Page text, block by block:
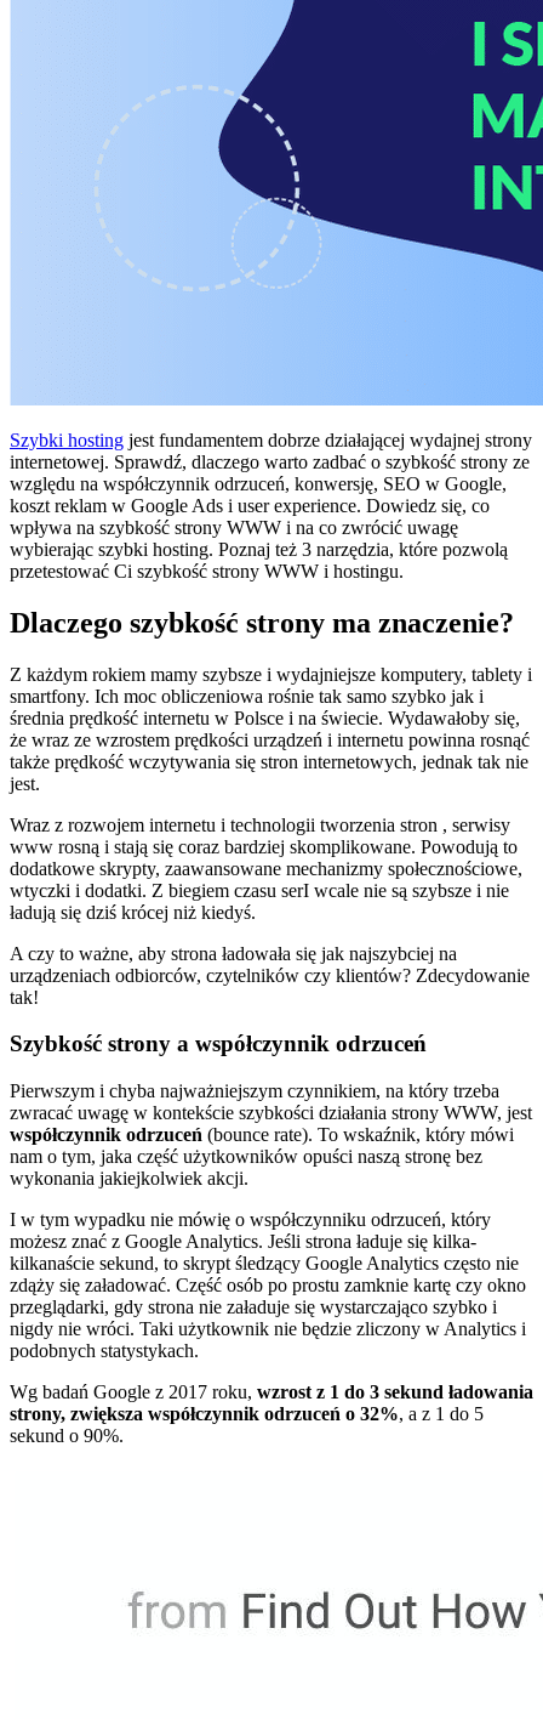
Szybki hosting jest fundamentem dobrze działającej wydajnej strony
internetowej. Sprawdź, dlaczego warto zadbać o szybkość strony ze
względu na współczynnik odrzuceń, konwersję, SEO w Google,
koszt reklam w Google Ads i user experience. Dowiedz się, co
wpływa na szybkość strony WWW i na co zwrócić uwagę
wybierając szybki hosting. Poznaj też 3 narzędzia, które pozwolą
przetestować Ci szybkość strony WWW i hostingu.
Dlaczego szybkość strony ma znaczenie?
Z każdym rokiem mamy szybsze i wydajniejsze komputery, tablety i
smartfony. Ich moc obliczeniowa rośnie tak samo szybko jak i
średnia prędkość internetu w Polsce i na świecie. Wydawałoby się,
że wraz ze wzrostem prędkości urządzeń i internetu powinna rosnąć
także prędkość wczytywania się stron internetowych, jednak tak nie
jest.
Wraz z rozwojem internetu i technologii tworzenia stron , serwisy
www rosną i stają się coraz bardziej skomplikowane. Powodują to
dodatkowe skrypty, zaawansowane mechanizmy społecznościowe,
wtyczki i dodatki. Z biegiem czasu serI wcale nie są szybsze i nie
ładują się dziś krócej niż kiedyś.
A czy to ważne, aby strona ładowała się jak najszybciej na
urządzeniach odbiorców, czytelników czy klientów? Zdecydowanie
tak!
Szybkość strony a współczynnik odrzuceń
Pierwszym i chyba najważniejszym czynnikiem, na który trzeba
zwracać uwagę w kontekście szybkości działania strony WWW, jest
współczynnik odrzuceń (bounce rate). To wskaźnik, który mówi
nam o tym, jaka część użytkowników opuści naszą stronę bez
wykonania jakiejkolwiek akcji.
I w tym wypadku nie mówię o współczynniku odrzuceń, który
możesz znać z Google Analytics. Jeśli strona ładuje się kilka-
kilkanaście sekund, to skrypt śledzący Google Analytics często nie
zdąży się załadować. Część osób po prostu zamknie kartę czy okno
przeglądarki, gdy strona nie załaduje się wystarczająco szybko i
nigdy nie wróci. Taki użytkownik nie będzie zliczony w Analytics i
podobnych statystykach.
Wg badań Google z 2017 roku, wzrost z 1 do 3 sekund ładowania
strony, zwiększa współczynnik odrzuceń o 32%, a z 1 do 5
sekund o 90%.